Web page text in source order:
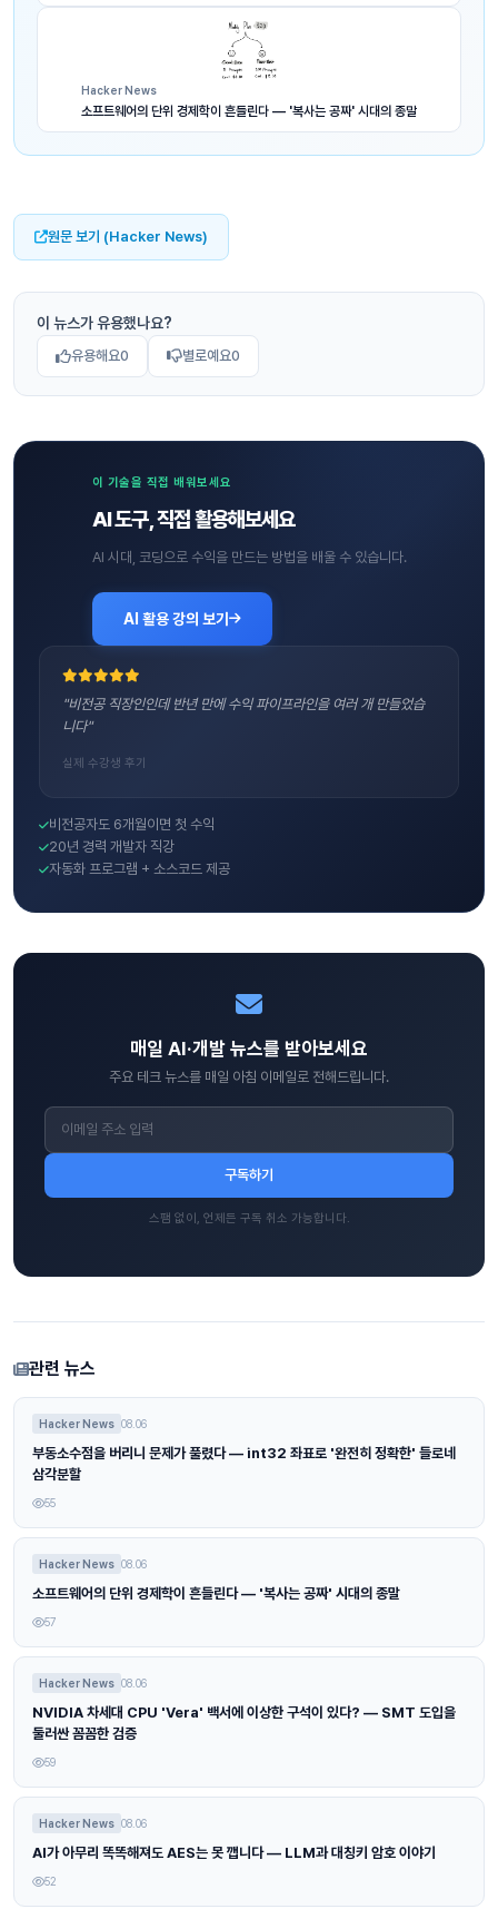
Hacker News
소프트웨어의 단위 경제학이 흔들린다 — '복사는 공짜' 시대의 종말
원문 보기 (Hacker News)
이 뉴스가 유용했나요?
유용해요0 별로예요0
이 기술을 직접 배워보세요
AI 도구, 직접 활용해보세요
AI 시대, 코딩으로 수익을 만드는 방법을 배울 수 있습니다.
AI 활용 강의 보기
"비전공 직장인인데 반년 만에 수익 파이프라인을 여러 개 만들었습
니다"
실제 수강생 후기
비전공자도 6개월이면 첫 수익
20년 경력 개발자 직강
자동화 프로그램 + 소스코드 제공
매일 AI·개발 뉴스를 받아보세요
주요 테크 뉴스를 매일 아침 이메일로 전해드립니다.
구독하기
스팸 없이, 언제든 구독 취소 가능합니다.
관련 뉴스
Hacker News 08.06
부동소수점을 버리니 문제가 풀렸다 — int32 좌표로 '완전히 정확한' 들로네
삼각분할
55
Hacker News 08.06
소프트웨어의 단위 경제학이 흔들린다 — '복사는 공짜' 시대의 종말
57
Hacker News 08.06
NVIDIA 차세대 CPU 'Vera' 백서에 이상한 구석이 있다? — SMT 도입을
둘러싼 꼼꼼한 검증
59
Hacker News 08.06
AI가 아무리 똑똑해져도 AES는 못 깹니다 — LLM과 대칭키 암호 이야기
52